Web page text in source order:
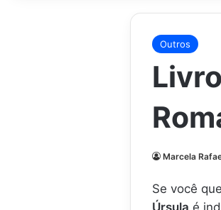
Outros
Marcela
Se você
Úrsula é